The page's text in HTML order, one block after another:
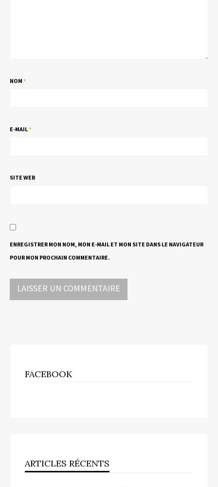
NOM *
E-MAIL*
SITE WEB
ENREGISTRER MON NOM, MON E-MAIL ET MON SITE DANS LE NAVIGATEUR
POUR MON PROCHAIN COMMENTAIRE.
FACEBOOK
ARTICLES RÉCENTS